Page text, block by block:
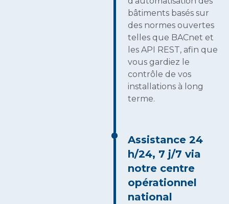
bâtiments basés sur
des normes ouvertes
telles que BACnet et
les API REST, afin que
vous gardiez le
contrôle de vos
installations à long
terme.
Assistance 24
h/24, 7 j/7 via
notre centre
opérationnel
national